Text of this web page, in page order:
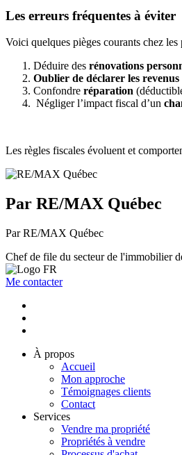
Les erreurs fréquentes à éviter
Voici quelques pièges courants chez les
Déduire des rénovations
Oublier de déclarer les revenus
Confondre réparation
Négliger l’impact fiscal d’un
Les règles fiscales évoluent et
Par RE/MAX Québec
Par RE/MAX Québec
Chef de file du secteur de l'immobilier
Me contacter
À propos
Accueil
Mon approche
Témoignages clients
Contact
Services
Vendre ma propriété
Propriétés à vendre